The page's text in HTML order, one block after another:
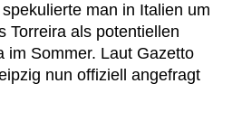
spekulierte man in Italien um
Torreira als potentiellen
im Sommer. Laut Gazetto
nun offiziell angefragt